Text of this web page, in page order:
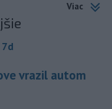
Viac
7d
vrazil autom